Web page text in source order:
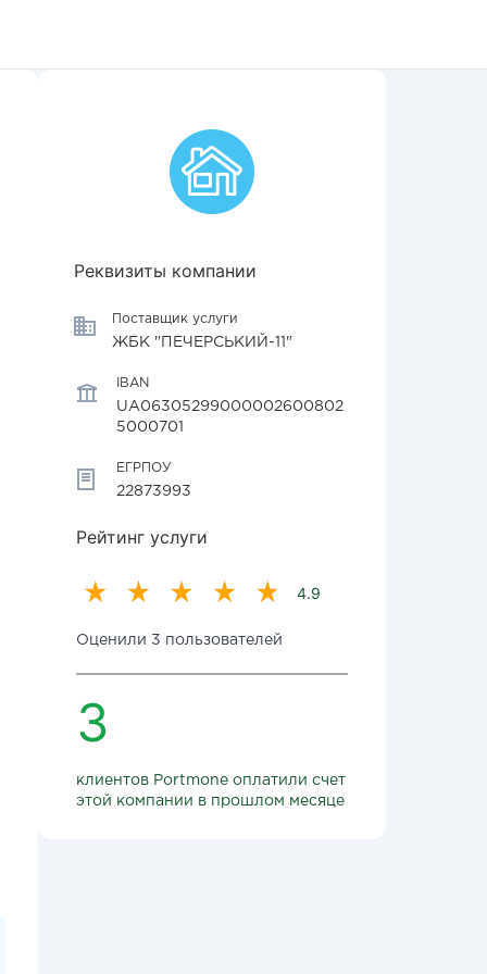
Реквизиты компании
Поставщик услуги
ЖБК "ПЕЧЕРСЬКИЙ-11"
IBAN
UA06305299000002600802
5000701
ЕГРПОУ
22873993
Рейтинг услуги
4.9
Оценили 3 пользователей
3
клиентов Portmone оплатили счет
этой компании в прошлом месяце